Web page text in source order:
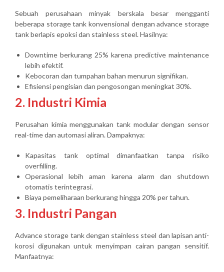
Sebuah perusahaan minyak berskala besar mengganti
beberapa storage tank konvensional dengan advance storage
tank berlapis epoksi dan stainless steel. Hasilnya:
Downtime berkurang 25% karena predictive maintenance
lebih efektif.
Kebocoran dan tumpahan bahan menurun signifikan.
Efisiensi pengisian dan pengosongan meningkat 30%.
2. Industri Kimia
Perusahan kimia menggunakan tank modular dengan sensor
real-time dan automasi aliran. Dampaknya:
Kapasitas tank optimal dimanfaatkan tanpa risiko
overfilling.
Operasional lebih aman karena alarm dan shutdown
otomatis terintegrasi.
Biaya pemeliharaan berkurang hingga 20% per tahun.
3. Industri Pangan
Advance storage tank dengan stainless steel dan lapisan anti-
korosi digunakan untuk menyimpan cairan pangan sensitif.
Manfaatnya: